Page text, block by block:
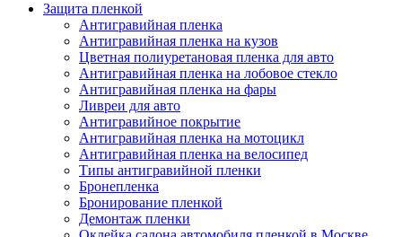
Защита пленкой
Антигравийная пленка
Антигравийная пленка на кузов
Цветная полиуретановая пленка для авто
Антигравийная пленка на лобовое стекло
Антигравийная пленка на фары
Ливреи для авто
Антигравийное покрытие
Антигравийная пленка на мотоцикл
Антигравийная пленка на велосипед
Типы антигравийной пленки
Бронепленка
Бронирование пленкой
Демонтаж пленки